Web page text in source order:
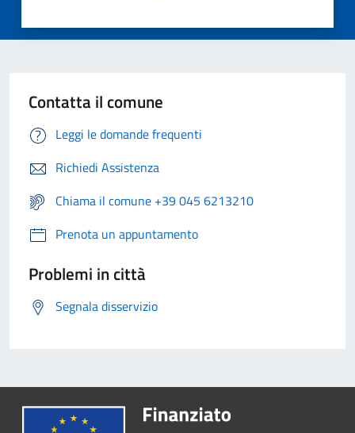
Contatta il comune
Leggi le domande frequenti
Richiedi Assistenza
Chiama il comune +39 045 6213210
Prenota un appuntamento
Problemi in città
Segnala disservizio